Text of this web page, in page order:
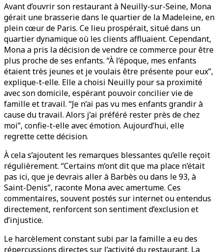
Avant d’ouvrir son restaurant à Neuilly-sur-Seine, Mona
gérait une brasserie dans le quartier de la Madeleine, en
plein cœur de Paris. Ce lieu prospérait, situé dans un
quartier dynamique où les clients affluaient. Cependant,
Mona a pris la décision de vendre ce commerce pour être
plus proche de ses enfants. “À l’époque, mes enfants
étaient très jeunes et je voulais être présente pour eux”,
explique-t-elle. Elle a choisi Neuilly pour sa proximité
avec son domicile, espérant pouvoir concilier vie de
famille et travail. “Je n’ai pas vu mes enfants grandir à
cause du travail. Alors j’ai préféré rester près de chez
moi”, confie-t-elle avec émotion. Aujourd’hui, elle
regrette cette décision.
À cela s’ajoutent les remarques blessantes qu’elle reçoit
régulièrement. “Certains m’ont dit que ma place n’était
pas ici, que je devrais aller à Barbès ou dans le 93, à
Saint-Denis”, raconte Mona avec amertume. Ces
commentaires, souvent postés sur internet ou entendus
directement, renforcent son sentiment d’exclusion et
d’injustice.
Le harcèlement constant subi par la famille a eu des
répercussions directes sur l’activité du restaurant. La